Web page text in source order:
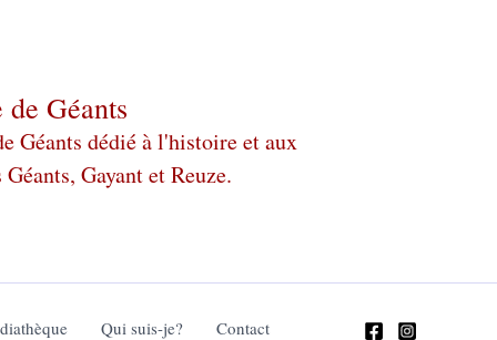
Géants
Géants dédié à l'histoire et aux
Gayant et Reuze.
Qui suis-je? Contact